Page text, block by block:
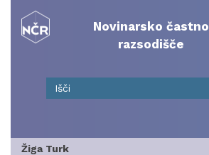
content
Novinarsko častno
razsodišče
Žiga Turk